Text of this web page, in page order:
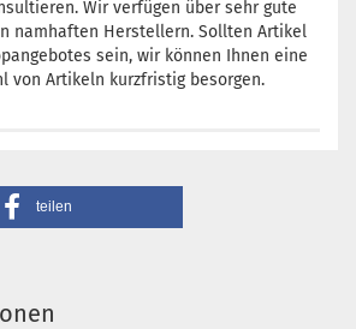
Wir verfügen über sehr gute
namhaften Herstellern. Sollten Artikel
sein, wir können Ihnen eine
von Artikeln kurzfristig besorgen.
teilen